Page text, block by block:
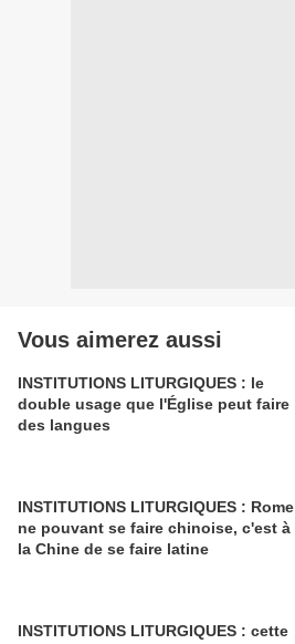
Vous aimerez aussi
INSTITUTIONS LITURGIQUES : le
double usage que l'Église peut faire
des langues
INSTITUTIONS LITURGIQUES : Rome
ne pouvant se faire chinoise, c'est à
la Chine de se faire latine
INSTITUTIONS LITURGIQUES : cette